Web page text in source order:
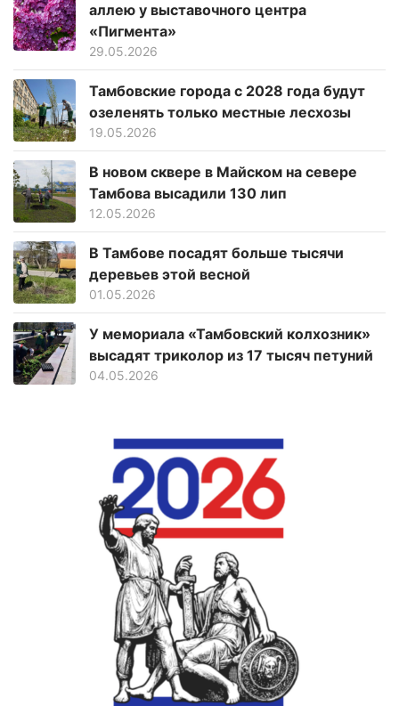
аллею у выставочного центра
«Пигмента»
29.05.2026
Тамбовские города с 2028 года будут
озеленять только местные лесхозы
19.05.2026
В новом сквере в Майском на севере
Тамбова высадили 130 лип
12.05.2026
В Тамбове посадят больше тысячи
деревьев этой весной
01.05.2026
У мемориала «Тамбовский колхозник»
высадят триколор из 17 тысяч петуний
04.05.2026